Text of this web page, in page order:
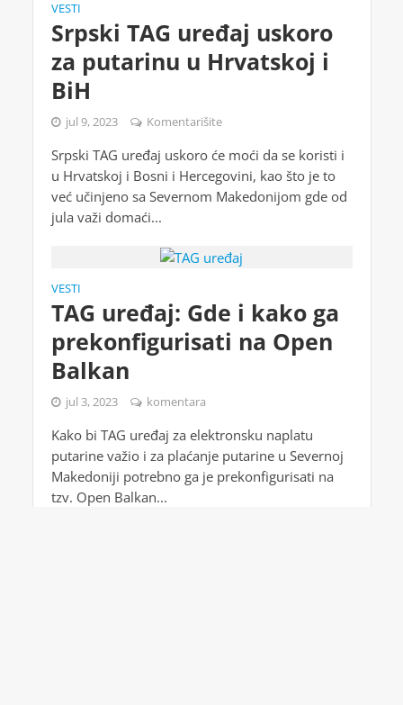
VESTI
Srpski TAG uređaj uskoro
za putarinu u Hrvatskoj i
BiH
jul 9, 2023 Komentarišite
Srpski TAG uređaj uskoro će moći da se koristi i
u Hrvatskoj i Bosni i Hercegovini, kao što je to
već učinjeno sa Severnom Makedonijom gde od
jula važi domaći...
VESTI
TAG uređaj: Gde i kako ga
prekonfigurisati na Open
Balkan
jul 3, 2023 komentara
Kako bi TAG uređaj za elektronsku naplatu
putarine važio i za plaćanje putarine u Severnoj
Makedoniji potrebno ga je prekonfigurisati na
tzv. Open Balkan...